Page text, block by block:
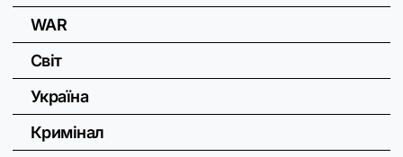
WAR
Світ
Україна
Кримінал